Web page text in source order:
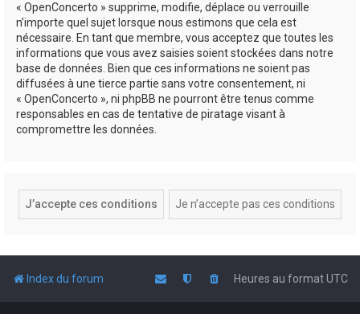
« OpenConcerto » supprime, modifie, déplace ou verrouille
n’importe quel sujet lorsque nous estimons que cela est
nécessaire. En tant que membre, vous acceptez que toutes les
informations que vous avez saisies soient stockées dans notre
base de données. Bien que ces informations ne soient pas
diffusées à une tierce partie sans votre consentement, ni
« OpenConcerto », ni phpBB ne pourront être tenus comme
responsables en cas de tentative de piratage visant à
compromettre les données.
Index du forum Heures au formatUTC